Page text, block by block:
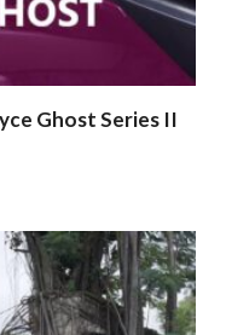
Ghost Series II